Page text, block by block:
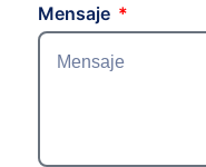
Mensaje